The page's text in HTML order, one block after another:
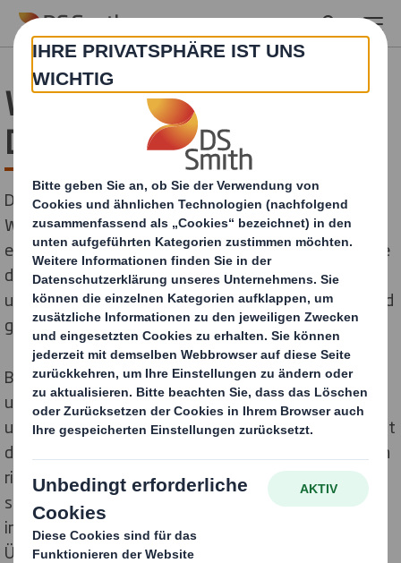
Skip to main content
Website
Datenschutzinformation
Dieser Hinweise gelten für alle Nutzenden dieser
Website oder aller Stellen, an denen dieser Hinweis
erscheint und die sich im Eigentum von DS Smith sowie
dessen Geschäftsbereichen, Tochtergesellschaften
und verbundenen Unternehmen befinden (nachfolgend
gemeinsam als „Unternehmen“ bezeichnet).
Bei DS Smith basiert unser Umgang mit Datenschutz
und dem Schutz personenbezogener Daten auf einem
unserer zentralen Werte: Wir verpflichten uns, jederzeit
das Richtige zu tun – auf die richtige Weise und aus den
richtigen Gründen. Unser Unternehmen erhebt, nutzt,
speichert und schützt Ihre personenbezogenen Daten
im Einklang mit unseren ethischen Grundsätzen und in
Übereinstimmung mit den geltenden